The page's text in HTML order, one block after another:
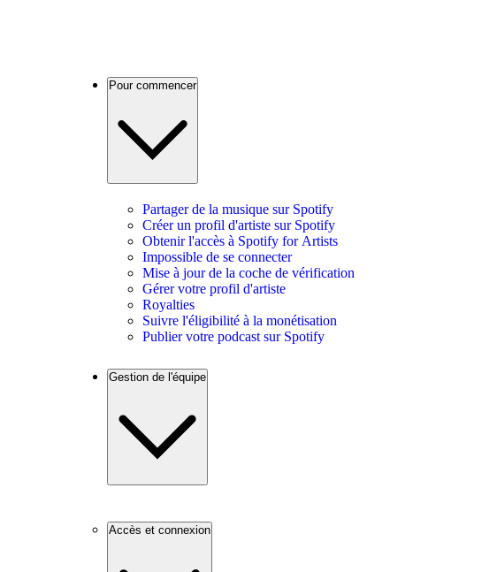
Pour commencer
Partager de la musique sur Spotify
Créer un profil d'artiste sur Spotify
Obtenir l'accès à Spotify for Artists
Impossible de se connecter
Mise à jour de la coche de vérification
Gérer votre profil d'artiste
Royalties
Suivre l'éligibilité à la monétisation
Publier votre podcast sur Spotify
Gestion de l'équipe
Accès et connexion